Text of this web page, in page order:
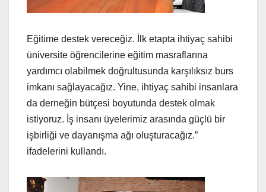
Eğitime destek vereceğiz. İlk etapta ihtiyaç sahibi
üniversite öğrencilerine eğitim masraflarına
yardımcı olabilmek doğrultusunda karşılıksız burs
imkanı sağlayacağız. Yine, ihtiyaç sahibi insanlara
da derneğin bütçesi boyutunda destek olmak
istiyoruz. İş insanı üyelerimiz arasında güçlü bir
işbirliği ve dayanışma ağı oluşturacağız.”
ifadelerini kullandı.